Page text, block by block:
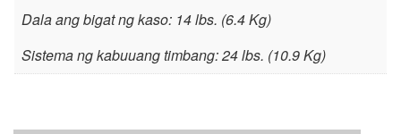
Dala ang bigat ng kaso: 14 lbs. (6.4 Kg)
Sistema ng kabuuang timbang: 24 lbs. (10.9 Kg)